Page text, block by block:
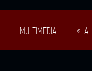
MULTIMEDIA « A